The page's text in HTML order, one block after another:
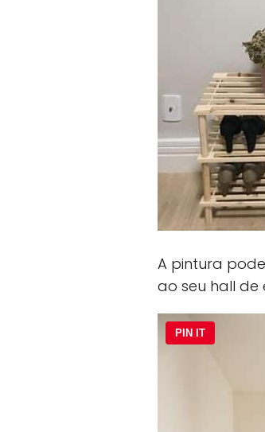
A pintura
ao seu hall de
PIN IT